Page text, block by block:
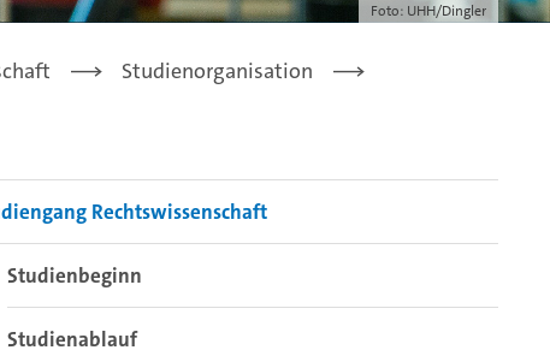
Foto: UHH/Dingler
Studienorganisation
Rechtswissenschaft
Studienbeginn
Studienablauf